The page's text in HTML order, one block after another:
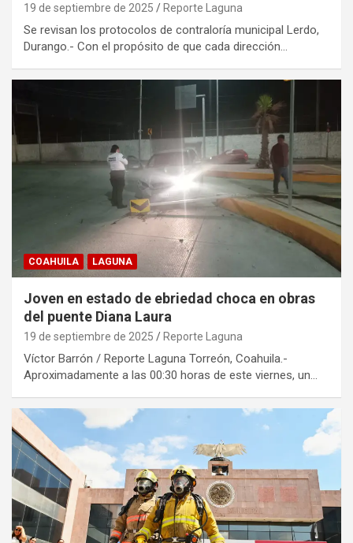
19 de septiembre de 2025 Reporte Laguna
Se revisan los protocolos de contraloría municipal Lerdo,
Durango.- Con el propósito de que cada dirección…
COAHUILA LAGUNA
Joven en estado de ebriedad choca en obras
del puente Diana Laura
19 de septiembre de 2025 Reporte Laguna
Víctor Barrón / Reporte Laguna Torreón, Coahuila.-
Aproximadamente a las 00:30 horas de este viernes, un…